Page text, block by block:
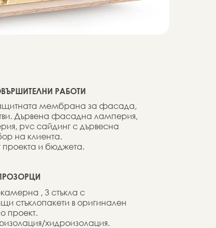
РАБОТИ
мембрана за фасада,
Дървена фасадна ламперия,
pvc сайдинг с дървесна
на клиента.
проекта и бюджета.
, 3 стъкла с
стъклопакети в оригинален
проект.
хидроизолация.